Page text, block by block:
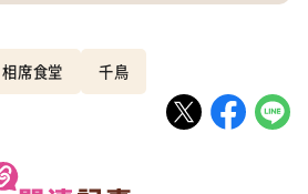
相席食堂 千鳥